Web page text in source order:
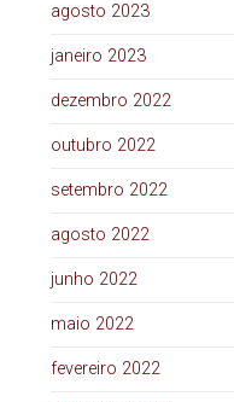
agosto 2023
janeiro 2023
dezembro 2022
outubro 2022
setembro 2022
agosto 2022
junho 2022
maio 2022
fevereiro 2022